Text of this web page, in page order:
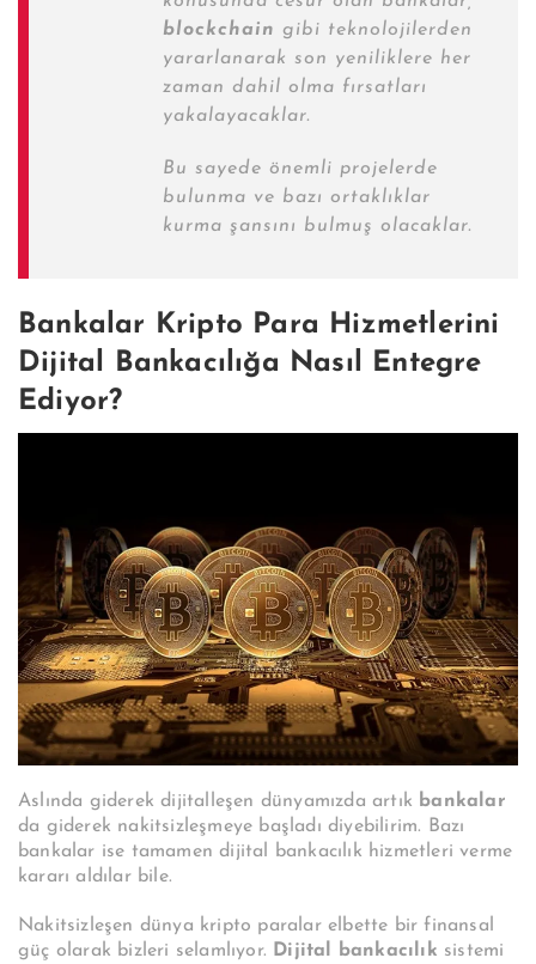
blockchain gibi teknolojilerden
yararlanarak son yeniliklere her
zaman dahil olma fırsatları
yakalayacaklar.
Bu sayede önemli projelerde
bulunma ve bazı ortaklıklar
kurma şansını bulmuş olacaklar.
Bankalar Kripto Para Hizmetlerini
Dijital Bankacılığa Nasıl Entegre
Ediyor?
Aslında giderek dijitalleşen dünyamızda artık bankalar
da giderek nakitsizleşmeye başladı diyebilirim. Bazı
bankalar ise tamamen dijital bankacılık hizmetleri verme
kararı aldılar bile.
Nakitsizleşen dünya kripto paralar elbette bir finansal
güç olarak bizleri selamlıyor.
Dijital bankacılık sistemi